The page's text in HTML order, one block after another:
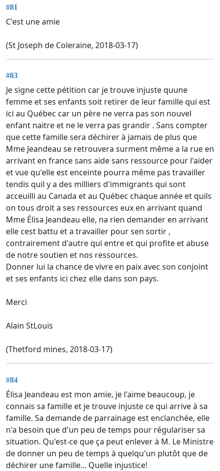
#81
C'est une amie
(St Joseph de Coleraine, 2018-03-17)
#83
Je signe cette pétition car je trouve injuste quune
femme et ses enfants soit retirer de leur famille qui est
ici au Québec car un père ne verra pas son nouvel
enfant naitre et ne le verra pas grandir . Sans compter
que cette famille sera déchirer à jamais de plus que
Mme Jeandeau se retrouvera surment même a la rue en
arrivant en france sans aide sans ressource pour l'aider
et vue qu'elle est enceinte pourra même pas travailler
tendis quil y a des milliers d'immigrants qui sont
acceuilli au Canada et au Québec chaque année et quils
on tous droit a ses ressources eux en arrivant quand
Mme Élisa Jeandeau elle, na rien demander en arrivant
elle cest battu et a travailler pour sen sortir ,
contrairement d'autre qui entre et qui profite et abuse
de notre soutien et nos ressources.
Donner lui la chance de vivre en paix avec son conjoint
et ses enfants ici chez elle dans son pays.
Merci
Alain StLouis
(Thetford mines, 2018-03-17)
#84
Élisa Jeandeau est mon amie, je l'aime beaucoup, je
connais sa famille et je trouve injuste ce qui arrive à sa
famille. Sa demande de parrainage est enclanchée, elle
n'a besoin que d'un peu de temps pour régulariser sa
situation. Qu'est-ce que ça peut enlever à M. Le Ministre
de donner un peu de temps à quelqu'un plutôt que de
déchirer une famille... Quelle injustice!